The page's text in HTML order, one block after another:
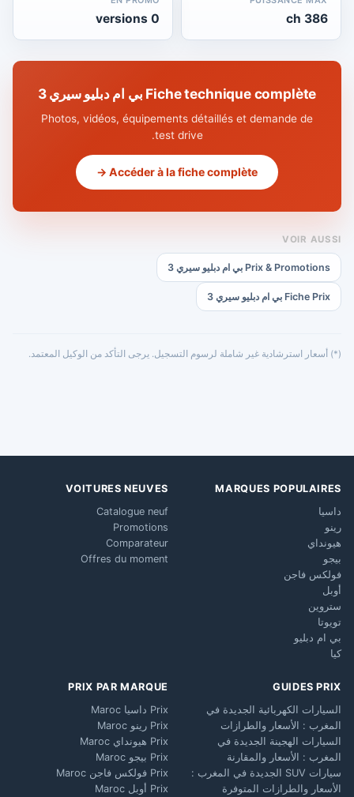
386 ch
0 versions
Fiche technique complète بي ام دبليو سيري 3
Photos, vidéos, équipements détaillés et demande de
test drive.
Accéder à la fiche complète →
VOIR AUSSI
Prix & Promotions بي ام دبليو سيري 3
Fiche Prix بي ام دبليو سيري 3
(*) أسعار استرشادية غير شاملة لرسوم التسجيل. يرجى التأكد من الوكيل المعتمد.
MARQUES POPULAIRES
داسيا
رينو
هيونداي
بيجو
فولكس فاجن
أوبل
ستروين
تويوتا
بي ام دبليو
كيا
VOITURES NEUVES
Catalogue neuf
Promotions
Comparateur
Offres du moment
GUIDES PRIX
السيارات الكهربائية الجديدة في
المغرب : الأسعار والطرازات
السيارات الهجينة الجديدة في
المغرب : الأسعار والمقارنة
سيارات SUV الجديدة في المغرب :
الأسعار والطرازات المتوفرة
PRIX PAR MARQUE
Prix داسيا Maroc
Prix رينو Maroc
Prix هيونداي Maroc
Prix بيجو Maroc
Prix فولكس فاجن Maroc
Prix أوبل Maroc